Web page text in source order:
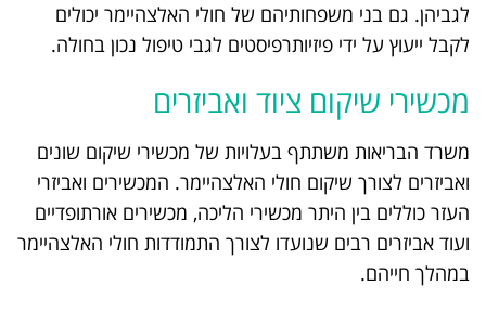
לגביהן. גם בני משפחותיהם של חולי האלצהיימר יכולים
לקבל ייעוץ על ידי פיזיותרפיסטים לגבי טיפול נכון בחולה.
מכשירי שיקום ציוד ואביזרים
משרד הבריאות משתתף בעלויות של מכשירי שיקום שונים
ואביזרים לצורך שיקום חולי האלצהיימר. המכשירים ואביזרי
העזר כוללים בין היתר מכשירי הליכה, מכשירים אורתופדיים
ועוד אביזרים רבים שנועדו לצורך התמודדות חולי האלצהיימר
במהלך חייהם.